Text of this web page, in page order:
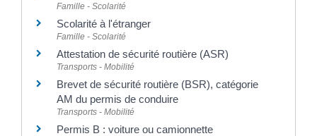
Famille - Scolarité
Scolarité à l'étranger
Famille - Scolarité
Attestation de sécurité routière (ASR)
Transports - Mobilité
Brevet de sécurité routière (BSR), catégorie
AM du permis de conduire
Transports - Mobilité
Permis B : voiture ou camionnette